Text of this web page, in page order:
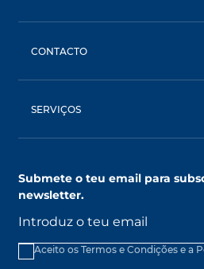
Água Micelar
BIODERMA: uma marca NAOS
CONTACTO
SERVIÇOS
AskNAOS, decifra as nossas
Pontos de venda
Submete o teu email para
newsletter.
Aceito os Termos e Condições e a